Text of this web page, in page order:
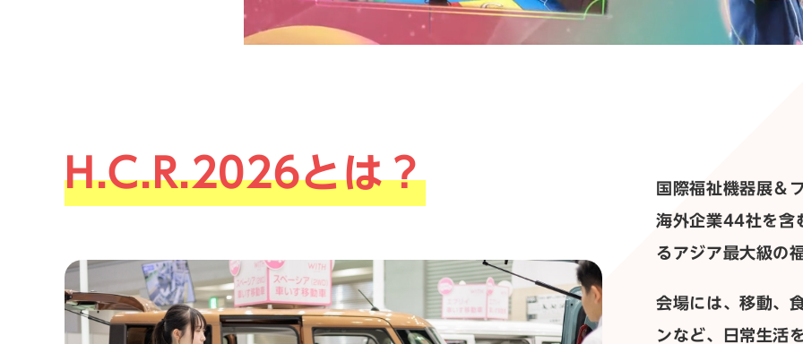
H.C.R.2026とは？
国際福祉機器展＆
海外企業44社を含
るアジア最大級の
会場には、移動、
ンなど、日常生活